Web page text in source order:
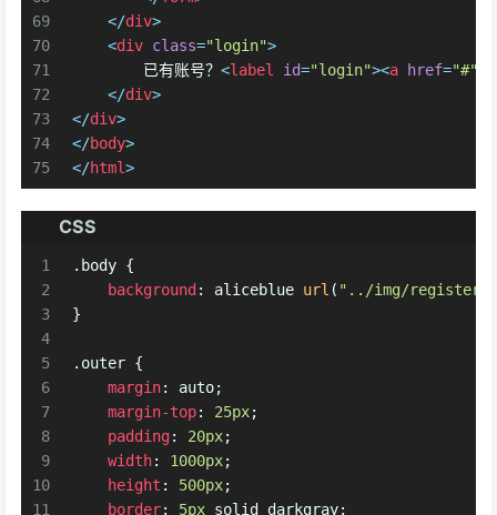
69
70
71
72
73
74
75
</div>
<div class="login">
        已有账号？
<label id="login"><a href="#"
</div>
</div>
</body>
</html>
CSS
1
2
3
4
5
6
7
8
9
10
11
.body {
background : aliceblue url ( "../img/
}
.outer {
margin: auto;
margin-top: 25px;
padding: 20px;
width: 1000px;
height : 500px;
border: 5px solid darkgray;